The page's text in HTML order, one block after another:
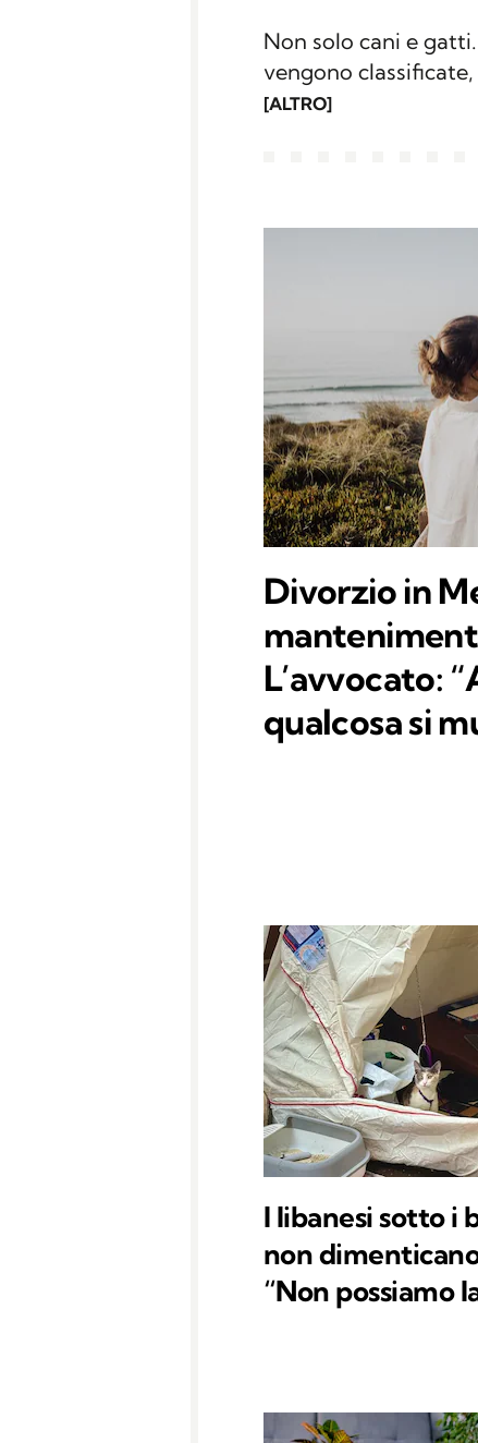
Non solo cani e
vengono
etologia. Dal pesce
[ALTRO]
Divorzio in
L’avvocato:
qualcosa si
I libanesi sotto i
non
“Non possiamo